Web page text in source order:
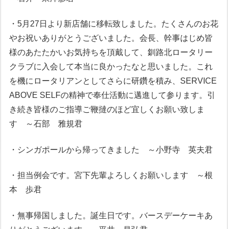
・5月27日より新店舗に移転致しました。たくさんのお花
やお祝いありがとうございました。会長、幹事はじめ皆
様のあたたかいお気持ちを頂戴して、釧路北ロータリー
クラブに入会して本当に良かったなと思いました。これ
を機にロータリアンとしてさらに研鑽を積み、SERVICE
ABOVE SELFの精神で奉仕活動に邁進して参ります。引
き続き皆様のご指導ご鞭撻のほど宜しくお願い致しま
す ～石部 雅規君
・シンガポールから帰ってきました ～小野寺 英夫君
・担当例会です。宮下先輩よろしくお願いします ～根
本 歩君
・無事帰国しました。誕生日です。バースデーケーキあ